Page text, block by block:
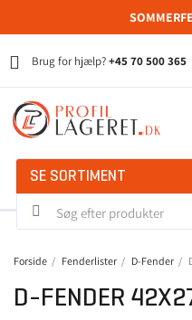
Brug for hjælp?+45 70 500 365
SE SORTIMENT
Forside Fenderlister D-Fender
D-FENDER